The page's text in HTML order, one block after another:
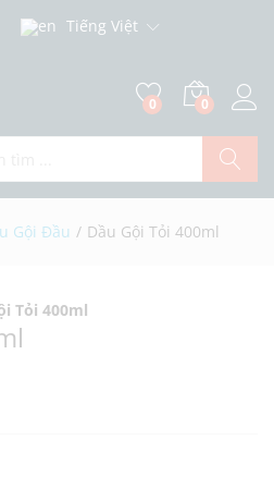
Tiếng Việt
0 0
Search
Gội Đầu / Dầu Gội Tỏi 400ml
Tỏi 400ml